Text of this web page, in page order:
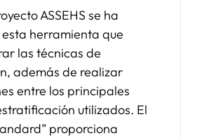
ASSEHS se ha
herramienta que
las técnicas de
además de realizar
entre los principales
utilizados. El
proporciona